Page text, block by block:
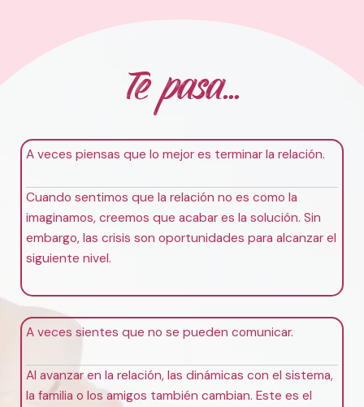
Te pasa…
A veces piensas que lo mejor es terminar la relación.
Cuando sentimos que la relación no es como la
imaginamos, creemos que acabar es la solución. Sin
embargo, las crisis son oportunidades para alcanzar el
siguiente nivel.
A veces sientes que no se pueden comunicar.
Al avanzar en la relación, las dinámicas con el sistema,
la familia o los amigos también cambian. Este es el